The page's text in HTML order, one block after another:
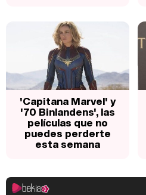
'Capitana Marvel' y
'70 Binlandens', las
películas que no
puedes perderte
esta semana